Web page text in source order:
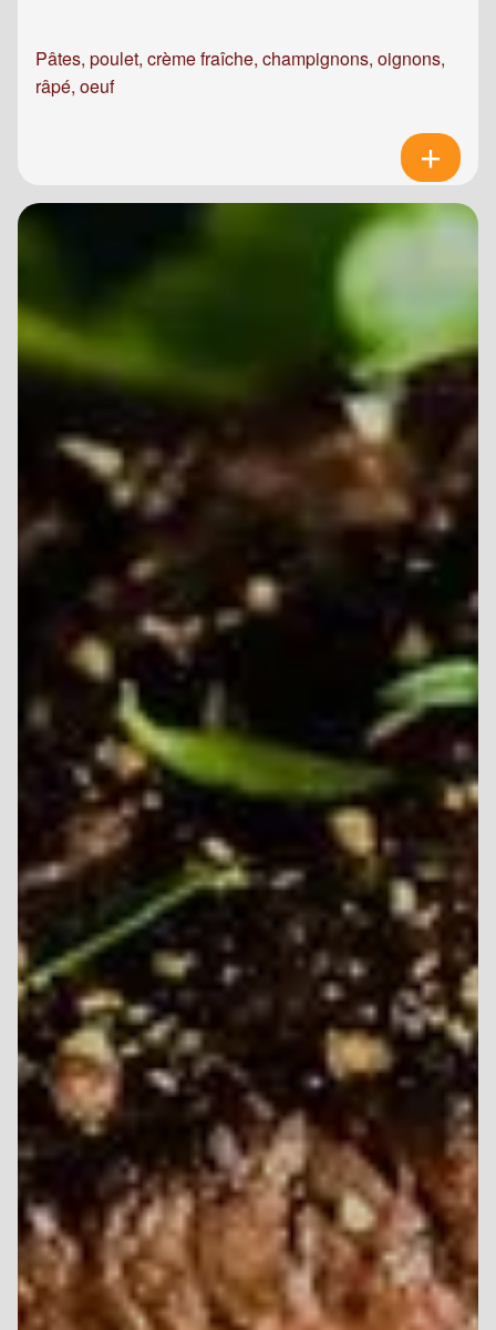
Pâtes, poulet, crème fraîche, champignons, oignons,
râpé, oeuf